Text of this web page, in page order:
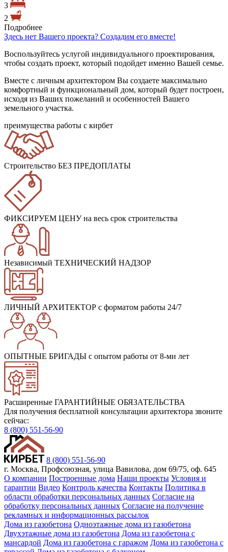
3
2
Подробнее
Здесь нет Вашего проекта? Создадим его вместе!
Воспользуйтесь услугой индивидуального проектирования,
чтобы создать проект, который подойдет именно Вашей семье.
Вместе с личным архитектором Вы создаете максимально
комфортный и функциональный дом, который будет построен,
исходя из Ваших пожеланий и особенностей Вашего
земельного участка.
преимущества работы с кирбет
Строительство БЕЗ ПРЕДОПЛАТЫ
ФИКСИРУЕМ ЦЕНУна весь срок строительства
Независимый ТЕХНИЧЕСКИЙ НАДЗОР
ЛИЧНЫЙ АРХИТЕКТОР с форматом работы 24/7
ОПЫТНЫЕ БРИГАДЫ с опытом работы от 8-ми лет
Расширенные ГАРАНТИЙНЫЕ ОБЯЗАТЕЛЬСТВА
Для получения бесплатной консультации архитектора звоните
сейчас:
8 (800) 551-56-90
8 (800) 551-56-90
г. Москва, Профсоюзная, улица Вавилова, дом 69/75, оф. 645
О компании Построенные дома Наши проекты Условия и
гарантии Видео Контроль качества Контакты Политика в
области обработки персональных данных Согласие на
обработку персональных данных Согласие на получение
рекламных и информационных рассылок
Дома из газобетона Одноэтажные дома из газобетона
Двухэтажные дома из газобетона Дома из газобетона с
мансардой Дома из газобетона с гаражом Дома из газобетона с